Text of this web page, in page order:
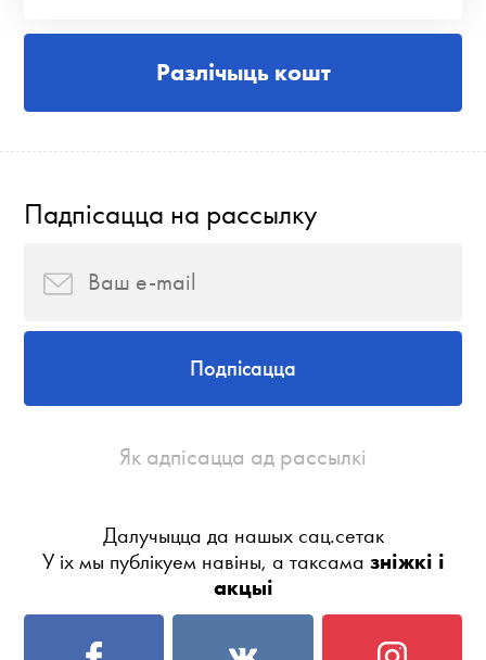
Разлічыць кошт
Падпісацца на рассылку
Подпісацца
Як адпісацца ад рассылкі
Далучыцца да нашых сац.сетак
У іх мы публікуем навіны, а таксама зніжкі і
акцыі